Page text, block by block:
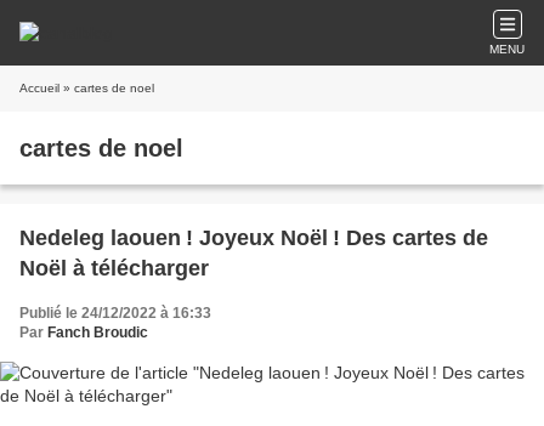
MENU
Accueil » cartes de noel
cartes de noel
Nedeleg laouen ! Joyeux Noël ! Des cartes de
Noël à télécharger
Publié le 24/12/2022 à 16:33
Par Fanch Broudic